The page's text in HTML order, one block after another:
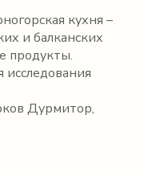
кухня –
и балканских
продукты.
Дурмитор,